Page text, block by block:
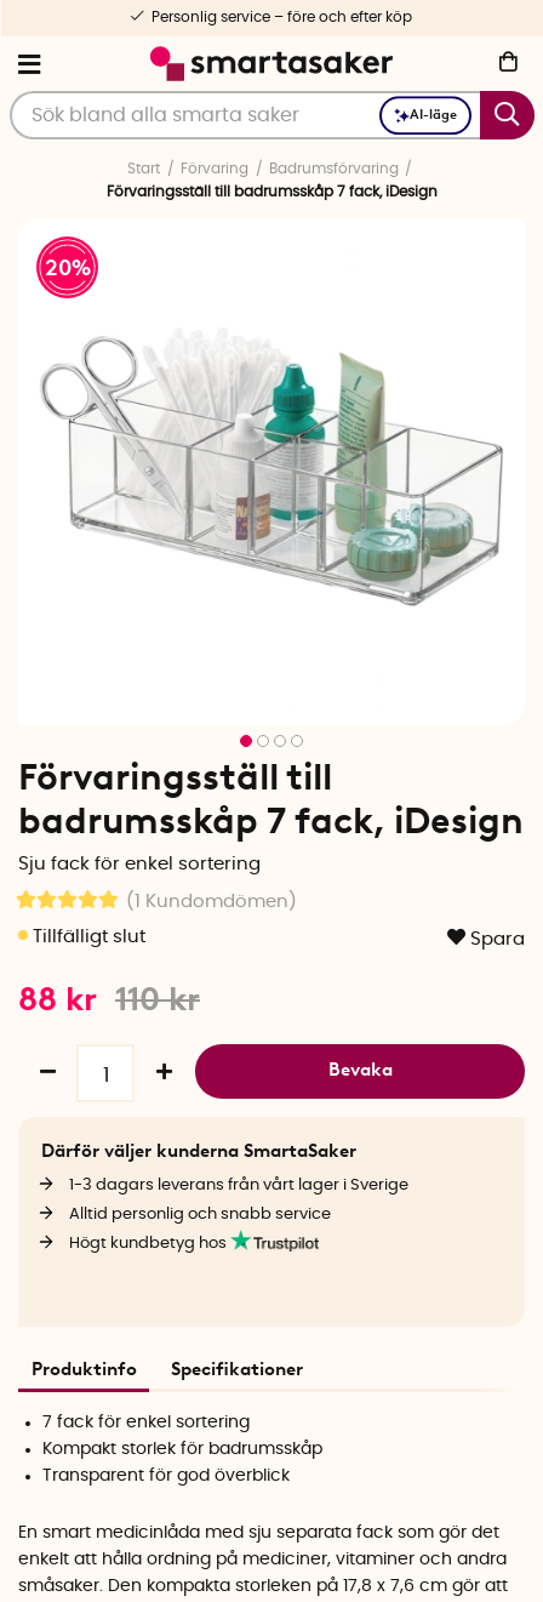
AI-läge
Personlig service – före och efter köp
Start Förvaring
Badrumsförvaring
Förvaringsställ till badrumsskåp 7 fack, iDesign
20
Förvaringsställ till
badrumsskåp 7 fack, iDesign
Sju fack för enkel sortering
(1 Kundomdömen )
Spara
110kr
88 kr
Bevaka
Därför väljer kunderna SmartaSaker
1-3 dagars leverans från vårt lager i Sverige
Alltid personlig och snabb service
Högt kundbetyg hos
Produktinfo Specifikationer
7 fack för enkel sortering
Kompakt storlek för badrumsskåp
Transparent för god överblick
En smart medicinlåda med sju separata fack som gör det
enkelt att hålla ordning på mediciner, vitaminer och andra
småsaker. Den kompakta storleken på 17,8 x 7,6 cm gör att